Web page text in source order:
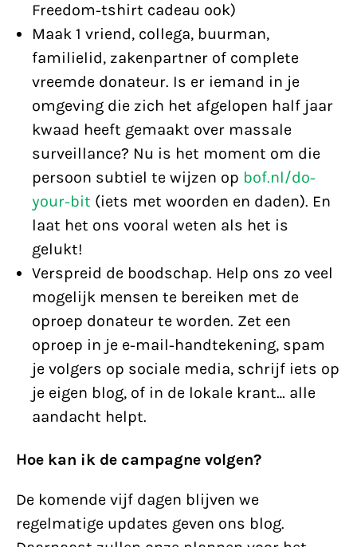
Freedom-tshirt cadeau ook)
Maak 1 vriend, collega, buurman,
familielid, zakenpartner of complete
vreemde donateur. Is er iemand in je
omgeving die zich het afgelopen half jaar
kwaad heeft gemaakt over massale
surveillance? Nu is het moment om die
persoon subtiel te wijzen op bof.nl/do-
your-bit (iets met woorden en daden). En
laat het ons vooral weten als het is
gelukt!
Verspreid de boodschap. Help ons zo veel
mogelijk mensen te bereiken met de
oproep donateur te worden. Zet een
oproep in je e-mail-handtekening, spam
je volgers op sociale media, schrijf iets op
je eigen blog, of in de lokale krant… alle
aandacht helpt.
Hoe kan ik de campagne volgen?
De komende vijf dagen blijven we
regelmatige updates geven ons blog.